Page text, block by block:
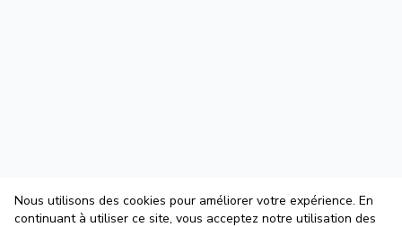
Nous utilisons des cookies pour améliorer votre expérience. En
continuant à utiliser ce site, vous acceptez notre utilisation des